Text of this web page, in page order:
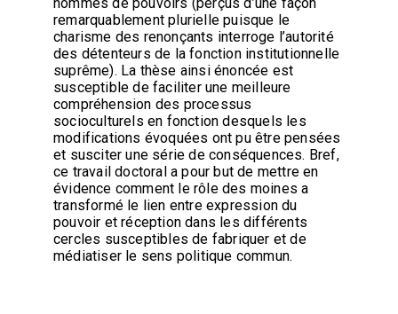
remarquablement plurielle puisque le
charisme des renonçants interroge l’autorité
des détenteurs de la fonction institutionnelle
suprême). La thèse ainsi énoncée est
susceptible de faciliter une meilleure
compréhension des processus
socioculturels en fonction desquels les
modifications évoquées ont pu être pensées
et susciter une série de conséquences. Bref,
ce travail doctoral a pour but de mettre en
évidence comment le rôle des moines a
transformé le lien entre expression du
pouvoir et réception dans les différents
cercles susceptibles de fabriquer et de
médiatiser le sens politique commun.